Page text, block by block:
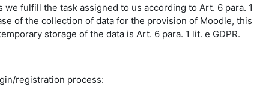
fulfill the task assigned to us according to Art. 6 para. 1
of the collection of data for the provision of Moodle, this
storage of the data is Art. 6 para. 1 lit. e GDPR.
registration process: